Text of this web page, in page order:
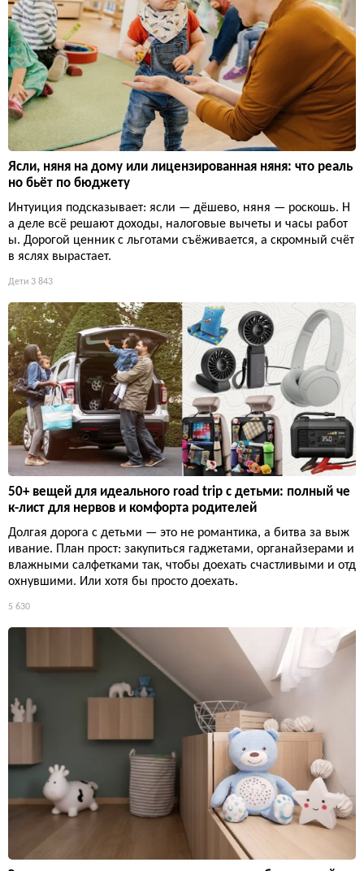
Ясли, няня на дому или лицензированная няня: что реаль
но бьёт по бюджету
Интуиция подсказывает: ясли — дёшево, няня — роскошь. Н
а деле всё решают доходы, налоговые вычеты и часы работ
ы. Дорогой ценник с льготами съёживается, а скромный счёт
в яслях вырастает.
Дети 3 843
50+ вещей для идеального road trip с детьми: полный че
к-лист для нервов и комфорта родителей
Долгая дорога с детьми — это не романтика, а битва за выж
ивание. План прост: закупиться гаджетами, органайзерами и
влажными салфетками так, чтобы доехать счастливыми и отд
охнувшими. Или хотя бы просто доехать.
5 630